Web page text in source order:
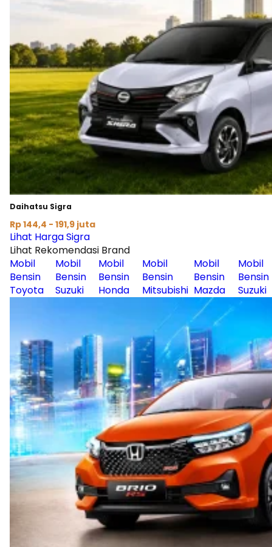
Daihatsu Sigra
Rp 144,4 - 191,9 juta
Lihat Harga Sigra
Lihat Rekomendasi Brand
Mobil
Bensin
Toyota
Mobil
Bensin
Suzuki
Mobil
Bensin
Honda
Mobil
Bensin
Mitsubishi
Mobil
Bensin
Mazda
Mobil
Bensin
Suzuki